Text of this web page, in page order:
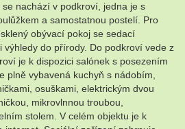
nachází v podkroví, jedna je s
a samostatnou postelí. Pro
obývací pokoj se sedací
výhledy do přírody. Do podkroví vede z
je k dispozici salónek s posezením
plně vybavená kuchyň s nádobím,
osuškami, elektrickým dvou
mikrovlnnou troubou,
stolem. V celém objektu je k